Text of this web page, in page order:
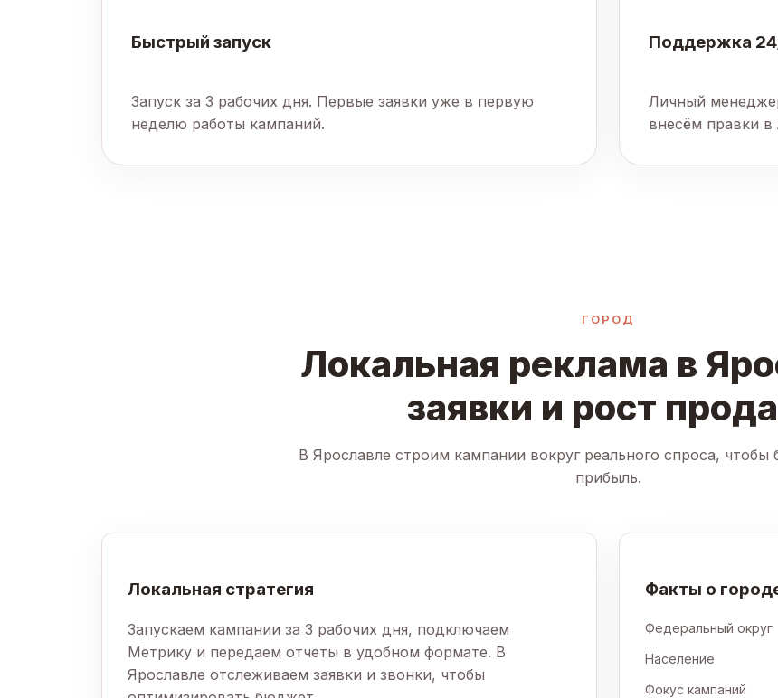
Быстрый запуск
Запуск за 3 рабочих дня. Первые заявки уже в первую
неделю работы кампаний.
Поддержка
Личный
внесём правки
ГОРОД
Локальная реклама в
заявки и рост
В Ярославле строим кампании вокруг реального спроса,
прибыль.
Локальная стратегия
Запускаем кампании за 3 рабочих дня, подключаем
Метрику и передаем отчеты в удобном формате. В
Ярославле отслеживаем заявки и звонки, чтобы
Факты о
Федеральный округ
Население
Фокус кампаний